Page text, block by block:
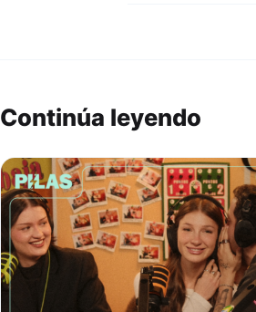
Continúa leyendo